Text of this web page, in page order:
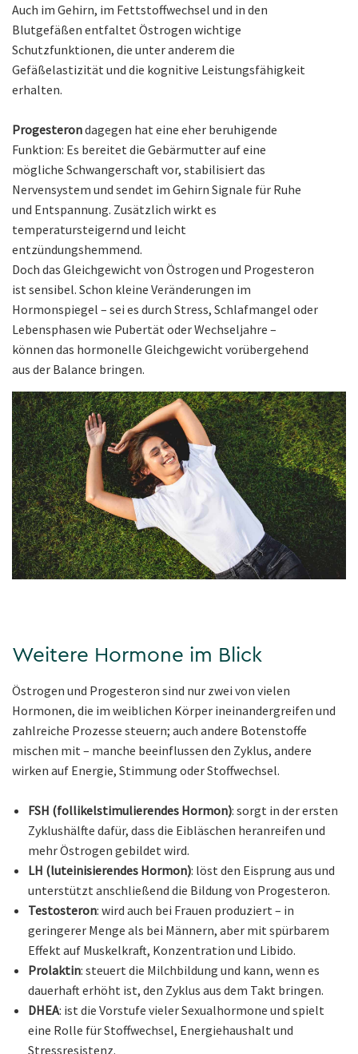
Auch im Gehirn, im Fettstoffwechsel und in den
Blutgefäßen entfaltet Östrogen wichtige
Schutzfunktionen, die unter anderem die
Gefäßelastizität und die kognitive Leistungsfähigkeit
erhalten.
Progesterondagegen hat eine eher beruhigende
Funktion: Es bereitet die Gebärmutter auf eine
mögliche Schwangerschaft vor, stabilisiert das
Nervensystem und sendet im Gehirn Signale für Ruhe
und Entspannung. Zusätzlich wirkt es
temperatursteigernd und leicht
entzündungshemmend.
Doch das Gleichgewicht von Östrogen und Progesteron
ist sensibel. Schon kleine Veränderungen im
Hormonspiegel – sei es durch Stress, Schlafmangel oder
Lebensphasen wie Pubertät oder Wechseljahre –
können das hormonelle Gleichgewicht vorübergehend
aus der Balance bringen.
Weitere Hormone im Blick
Östrogen und Progesteron sind nur zwei von vielen
Hormonen, die im weiblichen Körper ineinandergreifen und
zahlreiche Prozesse steuern; auch andere Botenstoffe
mischen mit – manche beeinflussen den Zyklus, andere
wirken auf Energie, Stimmung oder Stoffwechsel.
FSH (follikelstimulierendes Hormon): sorgt in der ersten
Zyklushälfte dafür, dass die Eibläschen heranreifen und
mehr Östrogen gebildet wird.
LH (luteinisierendes Hormon): löst den Eisprung aus und
unterstützt anschließend die Bildung von Progesteron.
Testosteron: wird auch bei Frauen produziert – in
geringerer Menge als bei Männern, aber mit spürbarem
Effekt auf Muskelkraft, Konzentration und Libido.
Prolaktin: steuert die Milchbildung und kann, wenn es
dauerhaft erhöht ist, den Zyklus aus dem Takt bringen.
DHEA: ist die Vorstufe vieler Sexualhormone und spielt
eine Rolle für Stoffwechsel, Energiehaushalt und
Stressresistenz.